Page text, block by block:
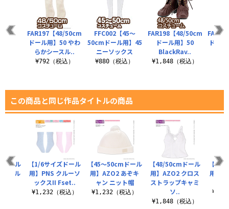
FFC002【45～
50cmドール用】45
ニーソックス
¥880（税込）
FAR198【48/50cm
ドール用】50
BlackRav..
¥1,848（税込）
ドー
FAR197【48/50cm
ドール用】50 やわ
らかシースル..
¥792（税込）
この商品と同じ作品タイトルの商品
【45～50cmドール
用】AZO2 あぞキ
ャン ニット帽
¥1,232（税込）
【48/50cmドール
用】AZO2 クロス
ストラップキャミ
ソ..
¥1,848（税込）
【1/6
用】
ドール
ナメル
【1/6サイズドール
用】PNS クルーソ
ックスII Fset..
¥1,232（税込）